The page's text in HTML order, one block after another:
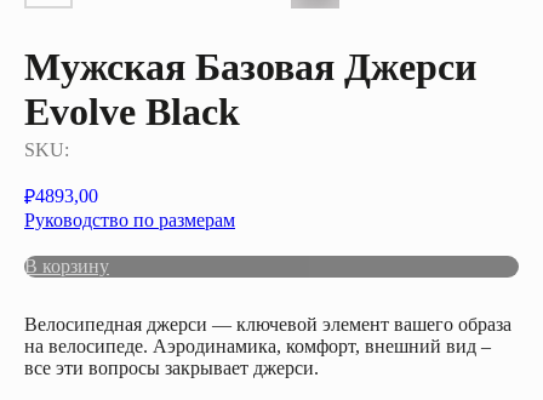
Мужская Базовая Джерси
Evolve Black
SKU:
₽4893,00
Руководство по размерам
В корзину
Велосипедная джерси — ключевой элемент вашего образа
на велосипеде. Аэродинамика, комфорт, внешний вид –
все эти вопросы закрывает джерси.